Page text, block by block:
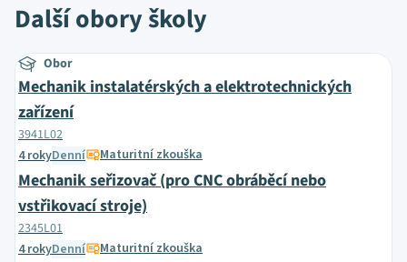
Další obory školy
Obor
Mechanik instalatérských a elektrotechnických
zařízení
3941L02
4 rokyDenní Maturitní zkouška
Mechanik seřizovač (pro CNC obráběcí nebo
vstřikovací stroje)
2345L01
4 rokyDenní Maturitní zkouška